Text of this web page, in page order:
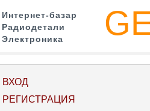
Интернет-базар
Радиодетали
Электроника
ВХОД
РЕГИСТРАЦИЯ